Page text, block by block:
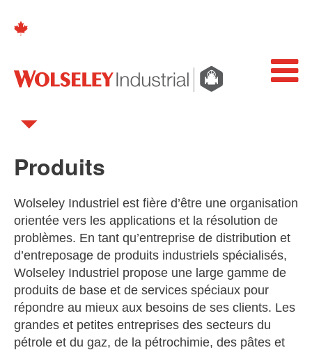
Produits
Wolseley Industriel est fière d’être une organisation
orientée vers les applications et la résolution de
problèmes. En tant qu’entreprise de distribution et
d’entreposage de produits industriels spécialisés,
Wolseley Industriel propose une large gamme de
produits de base et de services spéciaux pour
répondre au mieux aux besoins de ses clients. Les
grandes et petites entreprises des secteurs du
pétrole et du gaz, de la pétrochimie, des pâtes et